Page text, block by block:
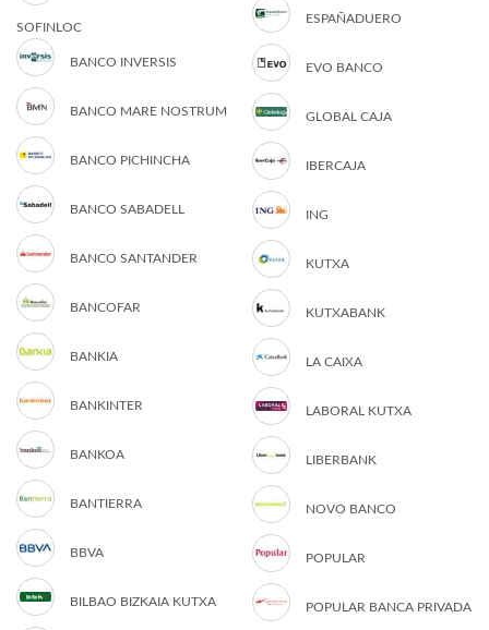
SOFINLOC
BANCO INVERSIS
BANCO MARE NOSTRUM
BANCO PICHINCHA
BANCO SABADELL
BANCO SANTANDER
BANCOFAR
BANKIA
BANKINTER
BANKOA
BANTIERRA
BBVA
BILBAO BIZKAIA KUTXA
ESPAÑADUERO
EVO BANCO
GLOBAL CAJA
IBERCAJA
ING
KUTXA
KUTXABANK
LA CAIXA
LABORAL KUTXA
LIBERBANK
NOVO BANCO
POPULAR
POPULAR BANCA PRIVADA